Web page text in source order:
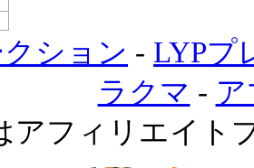
ション - LYPプ
ラクマ -
アフィリエイト